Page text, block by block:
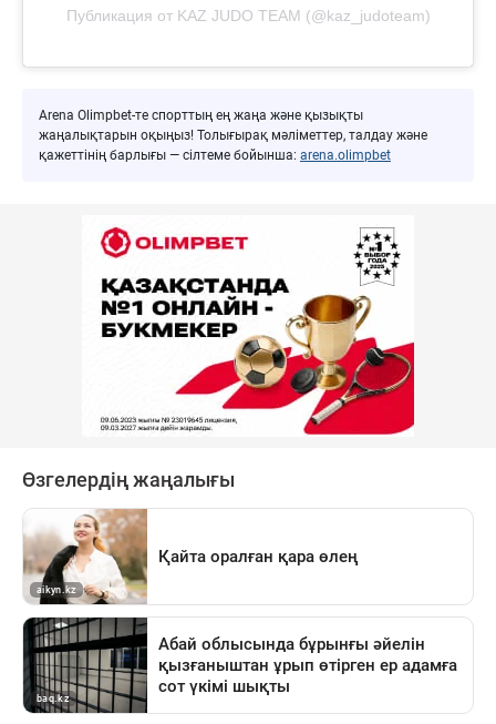
Публикация от KAZ JUDO TEAM (@kaz_judoteam)
Arena Olimpbet-те спорттың ең жаңа және қызықты
жаңалықтарын оқыңыз! Толығырақ мәліметтер, талдау және
қажеттінің барлығы — сілтеме бойынша: arena.olimpbet